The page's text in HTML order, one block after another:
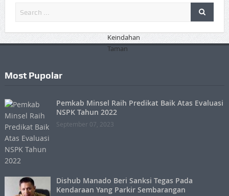
Most Pupolar
Pemkab Minsel Raih Predikat Baik Atas Evaluasi
NSPK Tahun 2022
September 07, 2023
Dishub Manado Beri Sanksi Tegas Pada
Kendaraan Yang Parkir Sembarangan